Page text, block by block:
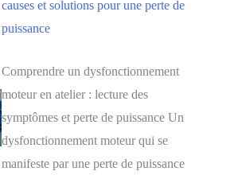
causes et solutions pour une perte de
puissance
Comprendre un dysfonctionnement
moteur en atelier : lecture des
symptômes et perte de puissance Un
dysfonctionnement moteur qui se
manifeste par une perte de puissance